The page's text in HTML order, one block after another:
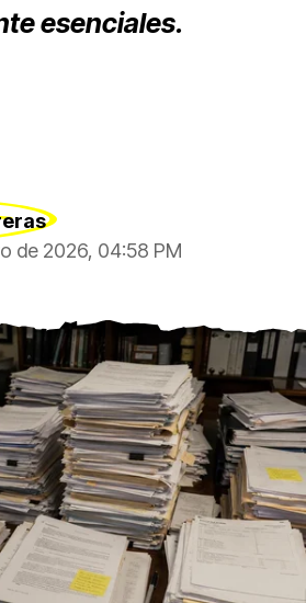
esenciales.
de 2026, 04:58 PM